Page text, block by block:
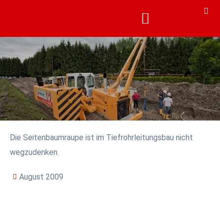
Die Seitenbaumraupe ist im Tiefrohrleitungsbau nicht
wegzudenken.
August 2009